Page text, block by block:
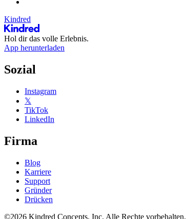
Kindred
Hol dir das volle Erlebnis.
App herunterladen
Sozial
Instagram
𝕏
TikTok
LinkedIn
Firma
Blog
Karriere
Support
Gründer
Drücken
©2026 Kindred Concepts, Inc. Alle Rechte vorbehalten.